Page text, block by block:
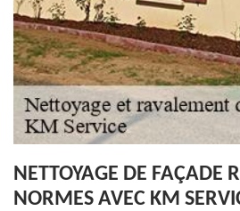
NETTOYAGE DE FAÇADE
NORMES AVEC KM